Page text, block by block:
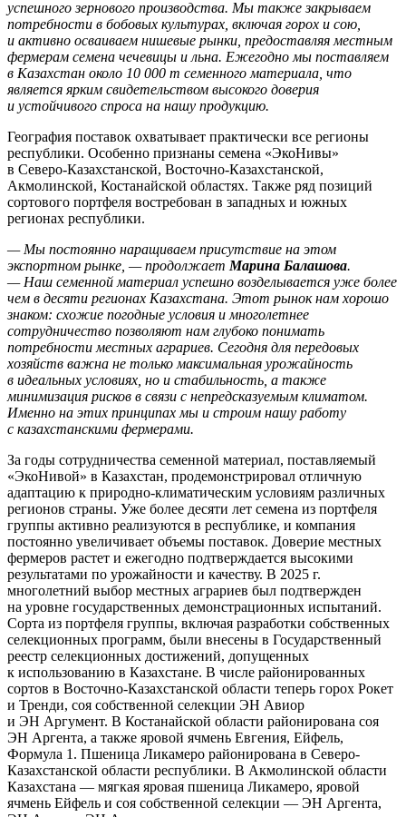
успешного зернового производства. Мы также закрываем
потребности в бобовых культурах, включая горох и сою,
и активно осваиваем нишевые рынки, предоставляя местным
фермерам семена чечевицы и льна. Ежегодно мы поставляем
в Казахстан около 10 000 т семенного материала, что
является ярким свидетельством высокого доверия
и устойчивого спроса на нашу продукцию.
География поставок охватывает практически все регионы
республики. Особенно признаны семена «ЭкоНивы»
в Северо-Казахстанской, Восточно-Казахстанской,
Акмолинской, Костанайской областях. Также ряд позиций
сортового портфеля востребован в западных и южных
регионах республики.
— Мы постоянно наращиваем присутствие на этом
экспортном рынке, — продолжает Марина Балашова.
— Наш семенной материал успешно возделывается уже более
чем в десяти регионах Казахстана. Этот рынок нам хорошо
знаком: схожие погодные условия и многолетнее
сотрудничество позволяют нам глубоко понимать
потребности местных аграриев. Сегодня для передовых
хозяйств важна не только максимальная урожайность
в идеальных условиях, но и стабильность, а также
минимизация рисков в связи с непредсказуемым климатом.
Именно на этих принципах мы и строим нашу работу
с казахстанскими фермерами.
За годы сотрудничества семенной материал, поставляемый
«ЭкоНивой» в Казахстан, продемонстрировал отличную
адаптацию к природно-климатическим условиям различных
регионов страны. Уже более десяти лет семена из портфеля
группы активно реализуются в республике, и компания
постоянно увеличивает объемы поставок. Доверие местных
фермеров растет и ежегодно подтверждается высокими
результатами по урожайности и качеству. В 2025 г.
многолетний выбор местных аграриев был подтвержден
на уровне государственных демонстрационных испытаний.
Сорта из портфеля группы, включая разработки собственных
селекционных программ, были внесены в Государственный
реестр селекционных достижений, допущенных
к использованию в Казахстане. В числе районированных
сортов в Восточно-Казахстанской области теперь горох Рокет
и Тренди, соя собственной селекции ЭН Авиор
и ЭН Аргумент. В Костанайской области районирована соя
ЭН Аргента, а также яровой ячмень Евгения, Ейфель,
Формула 1. Пшеница Ликамеро районирована в Северо-
Казахстанской области республики. В Акмолинской области
Казахстана — мягкая яровая пшеница Ликамеро, яровой
ячмень Ейфель и соя собственной селекции — ЭН Аргента,